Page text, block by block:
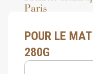
POUR LE
280G